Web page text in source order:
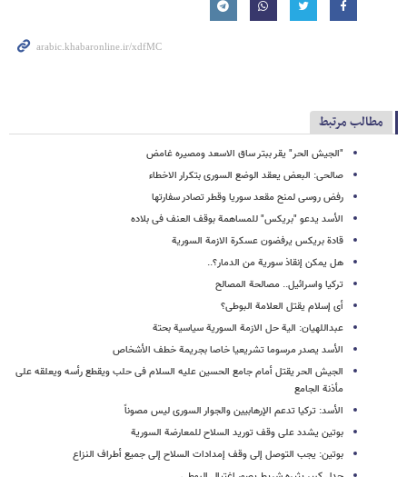
مطالب مرتبط
"الجیش الحر" یقر ببتر ساق الاسعد ومصیره غامض
صالحی: البعض یعقد الوضع السوری بتکرار الاخطاء
رفض روسی لمنح مقعد سوریا وقطر تصادر سفارتها
الأسد یدعو "بریکس" للمساهمة بوقف العنف فی بلاده
قادة بریکس یرفضون عسکرة الازمة السوریة
هل یمکن إنقاذ سوریة من الدمار؟..
ترکیا واسرائیل.. مصالحة المصالح
أی إسلام یقتل العلامة البوطی؟
عبداللهیان: الیة حل الازمة السوریة سیاسیة بحتة
الأسد یصدر مرسوما تشریعیا خاصا بجریمة خطف الأشخاص
الجیش الحر یقتل أمام جامع الحسین علیه السلام فی حلب ویقطع رأسه ویعلقه على
مأذنة الجامع
الأسد: ترکیا تدعم الإرهابیین والجوار السوری لیس مصوناً
بوتین یشدد على وقف تورید السلاح للمعارضة السوریة
بوتین: یجب التوصل إلى وقف إمدادات السلاح إلى جمیع أطراف النزاع